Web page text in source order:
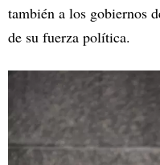
también a los gobiernos
de su fuerza política.